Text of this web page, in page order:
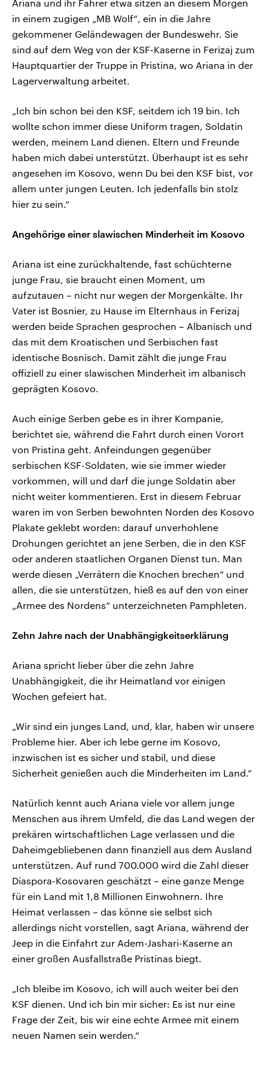
Ariana und ihr Fahrer etwa sitzen an diesem Morgen
in einem zugigen „MB Wolf“, ein in die Jahre
gekommener Geländewagen der Bundeswehr. Sie
sind auf dem Weg von der KSF-Kaserne in Ferizaj zum
Hauptquartier der Truppe in Pristina, wo Ariana in der
Lagerverwaltung arbeitet.
„Ich bin schon bei den KSF, seitdem ich 19 bin. Ich
wollte schon immer diese Uniform tragen, Soldatin
werden, meinem Land dienen. Eltern und Freunde
haben mich dabei unterstützt. Überhaupt ist es sehr
angesehen im Kosovo, wenn Du bei den KSF bist, vor
allem unter jungen Leuten. Ich jedenfalls bin stolz
hier zu sein.“
Angehörige einer slawischen Minderheit im Kosovo
Ariana ist eine zurückhaltende, fast schüchterne
junge Frau, sie braucht einen Moment, um
aufzutauen – nicht nur wegen der Morgenkälte. Ihr
Vater ist Bosnier, zu Hause im Elternhaus in Ferizaj
werden beide Sprachen gesprochen – Albanisch und
das mit dem Kroatischen und Serbischen fast
identische Bosnisch. Damit zählt die junge Frau
offiziell zu einer slawischen Minderheit im albanisch
geprägten Kosovo.
Auch einige Serben gebe es in ihrer Kompanie,
berichtet sie, während die Fahrt durch einen Vorort
von Pristina geht. Anfeindungen gegenüber
serbischen KSF-Soldaten, wie sie immer wieder
vorkommen, will und darf die junge Soldatin aber
nicht weiter kommentieren. Erst in diesem Februar
waren im von Serben bewohnten Norden des Kosovo
Plakate geklebt worden: darauf unverhohlene
Drohungen gerichtet an jene Serben, die in den KSF
oder anderen staatlichen Organen Dienst tun. Man
werde diesen „Verrätern die Knochen brechen“ und
allen, die sie unterstützen, hieß es auf den von einer
„Armee des Nordens“ unterzeichneten Pamphleten.
Zehn Jahre nach der Unabhängigkeitserklärung
Ariana spricht lieber über die zehn Jahre
Unabhängigkeit, die ihr Heimatland vor einigen
Wochen gefeiert hat.
„Wir sind ein junges Land, und, klar, haben wir unsere
Probleme hier. Aber ich lebe gerne im Kosovo,
inzwischen ist es sicher und stabil, und diese
Sicherheit genießen auch die Minderheiten im Land.“
Natürlich kennt auch Ariana viele vor allem junge
Menschen aus ihrem Umfeld, die das Land wegen der
prekären wirtschaftlichen Lage verlassen und die
Daheimgebliebenen dann finanziell aus dem Ausland
unterstützen. Auf rund 700.000 wird die Zahl dieser
Diaspora-Kosovaren geschätzt – eine ganze Menge
für ein Land mit 1,8 Millionen Einwohnern. Ihre
Heimat verlassen – das könne sie selbst sich
allerdings nicht vorstellen, sagt Ariana, während der
Jeep in die Einfahrt zur Adem-Jashari-Kaserne an
einer großen Ausfallstraße Pristinas biegt.
„Ich bleibe im Kosovo, ich will auch weiter bei den
KSF dienen. Und ich bin mir sicher: Es ist nur eine
Frage der Zeit, bis wir eine echte Armee mit einem
neuen Namen sein werden.“